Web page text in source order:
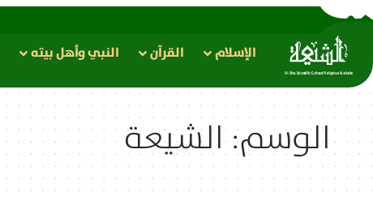
الإسلام القرآن النبي وأهل بيته
الوسم:الشيعة